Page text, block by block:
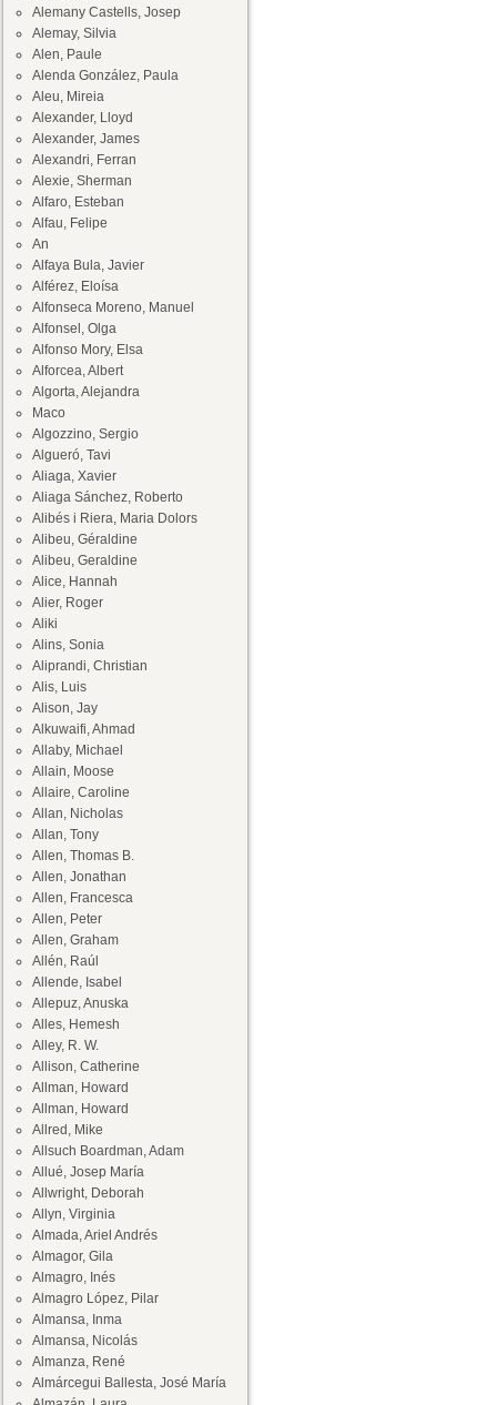
Alemany Castells, Josep
Alemay, Silvia
Alen, Paule
Alenda González, Paula
Aleu, Mireia
Alexander, Lloyd
Alexander, James
Alexandri, Ferran
Alexie, Sherman
Alfaro, Esteban
Alfau, Felipe
An
Alfaya Bula, Javier
Alférez, Eloísa
Alfonseca Moreno, Manuel
Alfonsel, Olga
Alfonso Mory, Elsa
Alforcea, Albert
Algorta, Alejandra
Maco
Algozzino, Sergio
Algueró, Tavi
Aliaga, Xavier
Aliaga Sánchez, Roberto
Alibés i Riera, Maria Dolors
Alibeu, Géraldine
Alibeu, Geraldine
Alice, Hannah
Alier, Roger
Aliki
Alins, Sonia
Aliprandi, Christian
Alis, Luis
Alison, Jay
Alkuwaifi, Ahmad
Allaby, Michael
Allain, Moose
Allaire, Caroline
Allan, Nicholas
Allan, Tony
Allen, Thomas B.
Allen, Jonathan
Allen, Francesca
Allen, Peter
Allen, Graham
Allén, Raúl
Allende, Isabel
Allepuz, Anuska
Alles, Hemesh
Alley, R. W.
Allison, Catherine
Allman, Howard
Allman, Howard
Allred, Mike
Allsuch Boardman, Adam
Allué, Josep María
Allwright, Deborah
Allyn, Virginia
Almada, Ariel Andrés
Almagor, Gila
Almagro, Inés
Almagro López, Pilar
Almansa, Inma
Almansa, Nicolás
Almanza, René
Almárcegui Ballesta, José María